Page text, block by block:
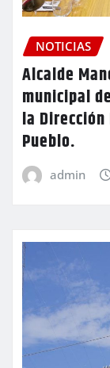
NOTICIAS
Alcalde
municipal
la
Pueblo.
admin